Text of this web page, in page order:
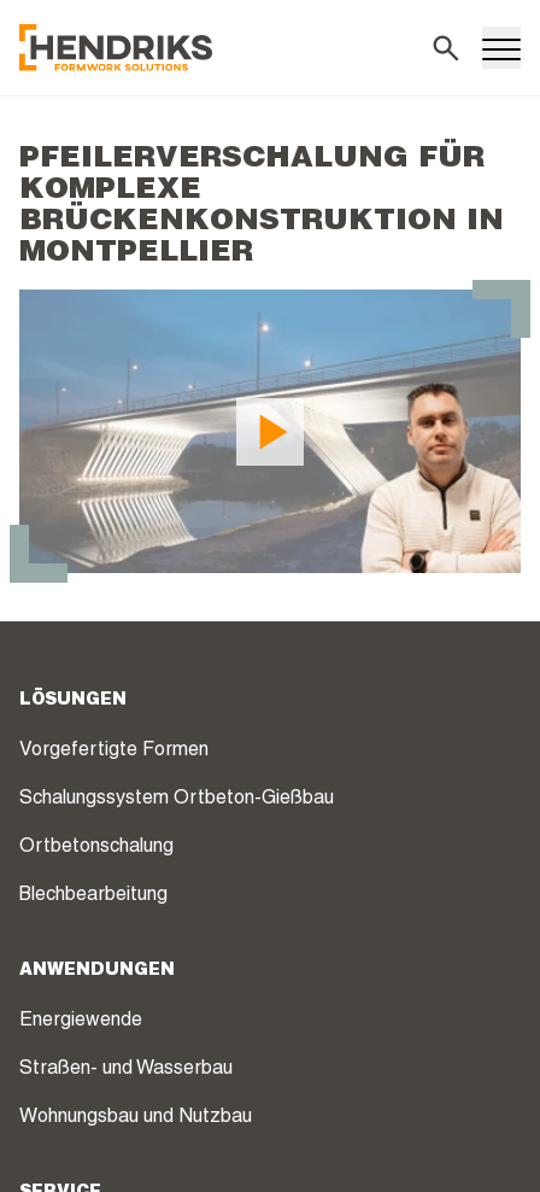
PFEILERVERSCHALUNG FÜR
KOMPLEXE
BRÜCKENKONSTRUKTION IN
MONTPELLIER
LÖSUNGEN
Vorgefertigte Formen
Schalungssystem Ortbeton-Gießbau
Ortbetonschalung
Blechbearbeitung
ANWENDUNGEN
Energiewende
Straßen- und Wasserbau
Wohnungsbau und Nutzbau